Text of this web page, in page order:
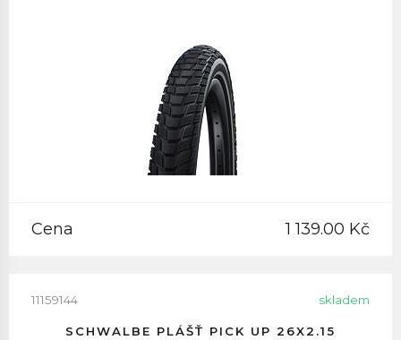
Cena 1 139.00 Kč
11159144 skladem
SCHWALBE PLÁŠŤ PICK UP 26X2.15